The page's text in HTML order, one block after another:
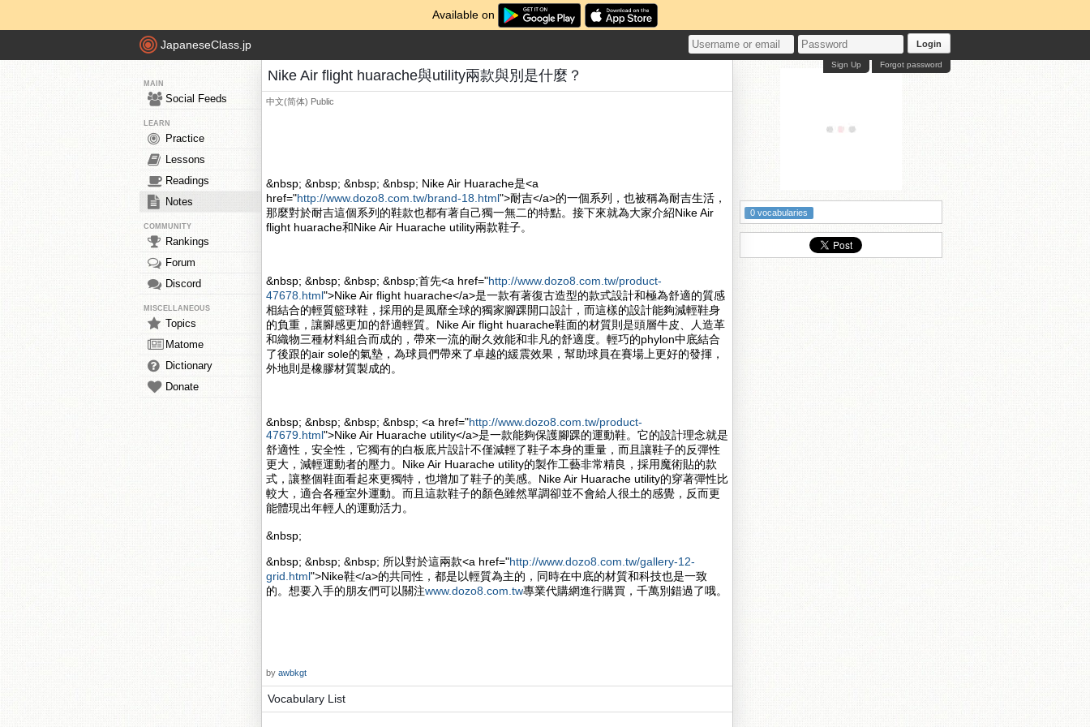
Available on
JapaneseClass.jp Login
Forgot password
Sign Up
MAIN
Social Feeds
LEARN
Practice
Lessons
Readings
Notes
COMMUNITY
Rankings
Forum
Discord
MISCELLANEOUS
Topics
Matome
Dictionary
Donate
Nike Air flight huarache與utility兩款與別是什麼？
中文(简体) Public
&nbsp; &nbsp; &nbsp; &nbsp; Nike Air Huarache是<a
href="http://www.dozo8.com.tw/brand-18.html">耐吉</a>的一個系列，也被稱為耐吉生活，
那麼對於耐吉這個系列的鞋款也都有著自己獨一無二的特點。接下來就為大家介紹Nike Air
flight huarache和Nike Air Huarache utility兩款鞋子。
&nbsp; &nbsp; &nbsp; &nbsp;首先<a href="http://www.dozo8.com.tw/product-
47678.html">Nike Air flight huarache</a>是一款有著復古造型的款式設計和極為舒適的質感
相結合的輕質籃球鞋，採用的是風靡全球的獨家腳踝開口設計，而這樣的設計能夠減輕鞋身
的負重，讓腳感更加的舒適輕質。Nike Air flight huarache鞋面的材質則是頭層牛皮、人造革
和織物三種材料組合而成的，帶來一流的耐久效能和非凡的舒適度。輕巧的phylon中底結合
了後跟的air sole的氣墊，為球員們帶來了卓越的緩震效果，幫助球員在賽場上更好的發揮，
外地則是橡膠材質製成的。
&nbsp; &nbsp; &nbsp; &nbsp; <a href="http://www.dozo8.com.tw/product-
47679.html">Nike Air Huarache utility</a>是一款能夠保護腳踝的運動鞋。它的設計理念就是
舒適性，安全性，它獨有的白板底片設計不僅減輕了鞋子本身的重量，而且讓鞋子的反彈性
更大，減輕運動者的壓力。Nike Air Huarache utility的製作工藝非常精良，採用魔術貼的款
式，讓整個鞋面看起來更獨特，也增加了鞋子的美感。Nike Air Huarache utility的穿著彈性比
較大，適合各種室外運動。而且這款鞋子的顏色雖然單調卻並不會給人很土的感覺，反而更
能體現出年輕人的運動活力。
&nbsp;
&nbsp; &nbsp; &nbsp; 所以對於這兩款<a href="http://www.dozo8.com.tw/gallery-12-
grid.html">Nike鞋</a>的共同性，都是以輕質為主的，同時在中底的材質和科技也是一致
的。想要入手的朋友們可以關注www.dozo8.com.tw專業代購網進行購買，千萬別錯過了哦。
by awbkgt
Vocabulary List
0 vocabularies